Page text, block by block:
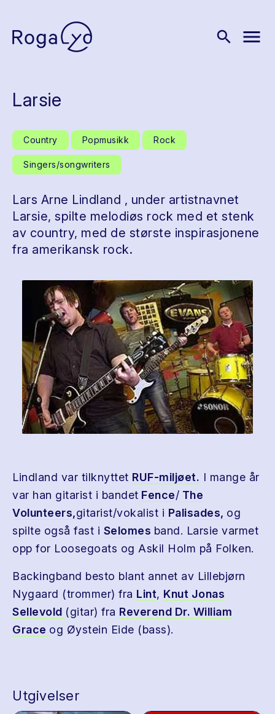
search menu
Larsie
Country Popmusikk Rock
Singers/songwriters
Lars Arne Lindland , under artistnavnet
Larsie, spilte melodiøs rock med et stenk
av country, med de største inspirasjonene
fra amerikansk rock.
Lindland var tilknyttet RUF-miljøet. I mange år
var han gitarist i bandet Fence/ The
Volunteers,gitarist/vokalist i Palisades, og
spilte også fast i Selomes band. Larsie varmet
opp for Loosegoats og Askil Holm på Folken.
Backingband besto blant annet av Lillebjørn
Nygaard (trommer) fra Lint, Knut Jonas
Sellevold (gitar) fra Reverend Dr. William
Grace og Øystein Eide (bass).
Utgivelser